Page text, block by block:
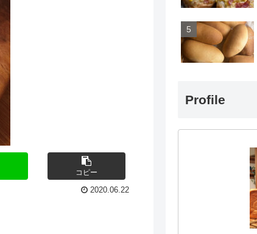
コピー
2020.06.22
Profile